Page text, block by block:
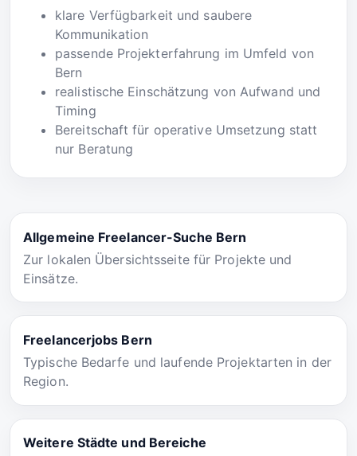
klare Verfügbarkeit und saubere
Kommunikation
passende Projekterfahrung im Umfeld von
Bern
realistische Einschätzung von Aufwand und
Timing
Bereitschaft für operative Umsetzung statt
nur Beratung
Allgemeine Freelancer-Suche Bern
Zur lokalen Übersichtsseite für Projekte und
Einsätze.
Freelancerjobs Bern
Typische Bedarfe und laufende Projektarten in der
Region.
Weitere Städte und Bereiche